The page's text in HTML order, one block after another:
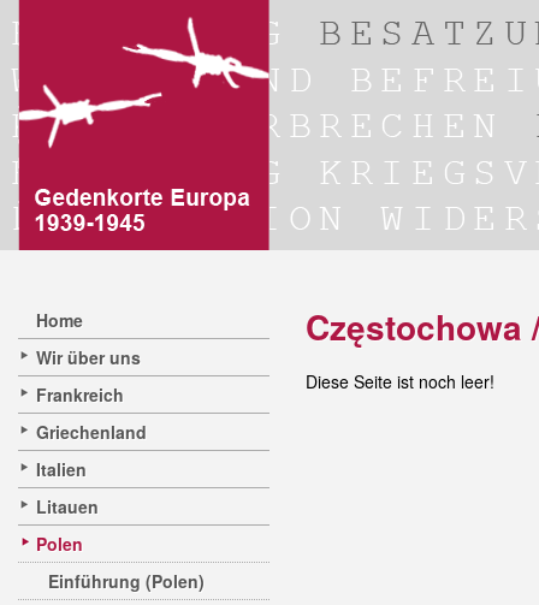
Home
Wir über uns
Frankreich
Griechenland
Italien
Litauen
Polen
Einführung (Polen)
Częstochowa
Diese Seite ist noch leer!